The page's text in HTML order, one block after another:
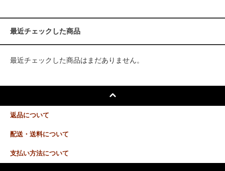
最近チェックした商品
最近チェックした商品はまだありません。
返品について
配送・送料について
支払い方法について